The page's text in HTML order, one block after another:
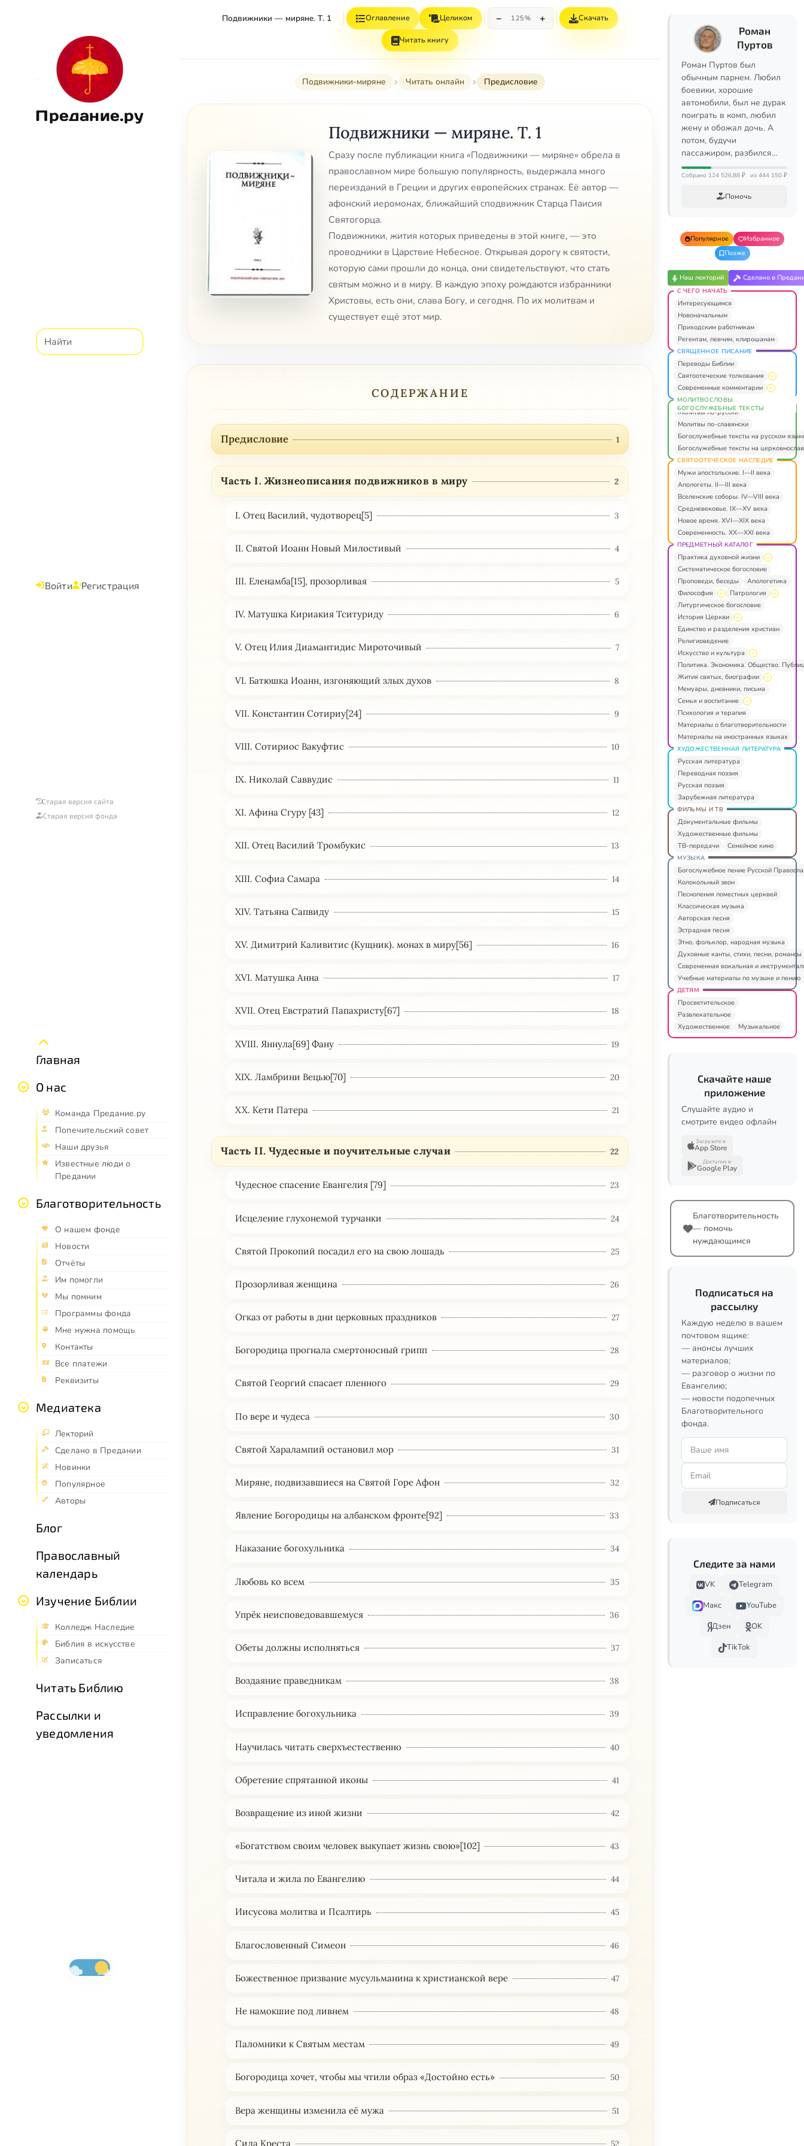
Предание.ру
Войти Регистрация
Старая версия сайта
Старая версия фонда
Главная
О нас
Команда Предание.ру
Попечительский совет
Наши друзья
Известные люди о
Предании
Благотворительность
О нашем фонде
Новости
Отчёты
Им помогли
Мы помним
Программы фонда
Мне нужна помощь
Контакты
Все платежи
Реквизиты
Медиатека
Лекторий
Сделано в Предании
Новинки
Популярное
Авторы
Блог
Православный
календарь
Изучение Библии
Колледж Наследие
Библия в искусстве
Записаться
Читать Библию
Рассылки и
уведомления
Подвижники — миряне. Т. 1 Оглавление Целиком − 125% + Скачать
Читать книгу
Подвижники-миряне Читать онлайн Предисловие
Подвижники — миряне. Т. 1
Сразу после публикации книга «Подвижники — миряне» обрела в
православном мире большую популярность, выдержала много
переизданий в Греции и других европейских странах. Её автор —
афонский иеромонах, ближайший сподвижник Старца Паисия
Святогорца.
Подвижники, жития которых приведены в этой книге, — это
проводники в Царствие Небесное. Открывая дорогу к святости,
которую сами прошли до конца, они свидетельствуют, что стать
святым можно и в миру. В каждую эпоху рождаются избранники
Христовы, есть они, слава Богу, и сегодня. По их молитвам и
существует ещё этот мир.
СОДЕРЖАНИЕ
Предисловие 1
Часть I. Жизнеописания подвижников в миру 2
I. Отец Василий, чудотворец[5] 3
II. Святой Иоанн Новый Милостивый 4
III. Еленамба[15], прозорливая 5
IV. Матушка Кириакия Тситуриду 6
V. Отец Илия Диамантидис Мироточивый 7
VI. Батюшка Иоанн, изгоняющий злых духов 8
VII. Константин Сотириу[24] 9
VIII. Сотириос Вакуфтис 10
IX. Николай Саввудис 11
XI. Афина Сгуру [43] 12
XII. Отец Василий Тромбукис 13
ХIII. Софиа Самара 14
XIV. Татьяна Сапвиду 15
XV. Димитрий Каливитис (Кущник). монах в миру[56] 16
XVI. Матушка Анна 17
XVII. Отец Евстратий Папахристу[67] 18
XVIII. Яннула[69] Фану 19
XIX. Ламбрини Вецью[70] 20
XX. Кети Патера 21
Часть II. Чудесные и поучительные случаи 22
Чудесное спасение Евангелия [79] 23
Исцеление глухонемой турчанки 24
Святой Прокопий посадил его на свою лошадь 25
Прозорливая женщина 26
Огказ от работы в дни церковных праздников 27
Богородица прогнала смертоносный грипп 28
Святой Георгий спасает пленного 29
По вере и чудеса 30
Святой Харалампий остановил мор 31
Миряне, подвизавшиеся на Святой Горе Афон 32
Явление Богородицы на албанском фронте[92] 33
Наказание богохульника 34
Любовь ко всем 35
Упрёк неисповедовавшемуся 36
Обеты должны исполняться 37
Воздаяние праведникам 38
Исправление богохульника 39
Научилась читать сверхъестественно 40
Обретение спрятанной иконы 41
Возвращение из иной жизни 42
«Богатством своим человек выкупает жизнь свою»[102] 43
Читала и жила по Евангелию 44
Иисусова молитва и Псалтирь 45
Благословенный Симеон 46
Божественное призвание мусульманина к христианской вере 47
Не намокшие под ливнем 48
Паломники к Святым местам 49
Богородица хочет, чтобы мы чтили образ «Достойно есть» 50
Вера женщины изменила её мужа 51
Сила Креста 52
Роман
Пуртов
Роман Пуртов был
обычным парнем. Любил
боевики, хорошие
автомобили, был не дурак
поиграть в комп, любил
жену и обожал дочь. А
потом, будучи
пассажиром, разбился…
Собрано 124 526,88 ₽ из 444 150 ₽
Помочь
Популярное
Избранное
Позже
Наш лекторий Сделано в
С ЧЕГО НАЧАТЬ
Интересующимся
Новоначальным
Приходским работникам
Регентам, певчим, клирошанам
СВЯЩЕННОЕ ПИСАНИЕ
Переводы Библии
Святоотеческие толкования
Современные комментарии
МОЛИТВОСЛОВЫ.
БОГОСЛУЖЕБНЫЕ ТЕКСТЫ
Молитвы по-русски
Молитвы по-славянски
Богослужебные тексты на русском
Богослужебные тексты на
СВЯТООТЕЧЕСКОЕ НАСЛЕДИЕ
Мужи апостольские. I—II века
Апологеты. II—III века
Вселенские соборы. IV—VIII века
Средневековье. IX—XV века
Новое время. XVI—XIX века
Современность. XX—XXI века
ПРЕДМЕТНЫЙ КАТАЛОГ
Практика духовной жизни
Систематическое богословие
Проповеди, беседы
Апологетика
Философия
Патрология
Литургическое богословие
История Церкви
Единство и разделения христиан
Религиоведение
Искусство и культура
Политика. Экономика. Общество.
Жития святых, биографии
Мемуары, дневники, письма
Семья и воспитание
Психология и терапия
Материалы о благотворительности
Материалы на иностранных языках
ХУДОЖЕСТВЕННАЯ ЛИТЕРАТУРА
Русская литература
Переводная поэзия
Русская поэзия
Зарубежная литература
ФИЛЬМЫ И ТВ
Документальные фильмы
Художественные фильмы
ТВ-передачи
Семейное кино
МУЗЫКА
Богослужебное пение Русской
Колокольный звон
Песнопения поместных церквей
Классическая музыка
Авторская песня
Эстрадная песня
Этно, фольклор, народная музыка
Духовные канты, стихи, песни, романсы
Современная вокальная и
Учебные материалы по музыке и пению
ДЕТЯМ
Просветительское
Развлекательное
Художественное
Музыкальное
Скачайте наше
приложение
Слушайте аудио и
смотрите видео офлайн
Загрузите в
App Store
Доступно в
Google Play
Благотворительность
— помочь
нуждающимся
Подписаться на
рассылку
Каждую неделю в вашем
почтовом ящике:
— анонсы лучших
материалов;
— разговор о жизни по
Евангелию;
— новости подопечных
Благотворительного
фонда.
Подписаться
Следите за нами
VK
Telegram
Макс
YouTube
Дзен
OK
TikTok